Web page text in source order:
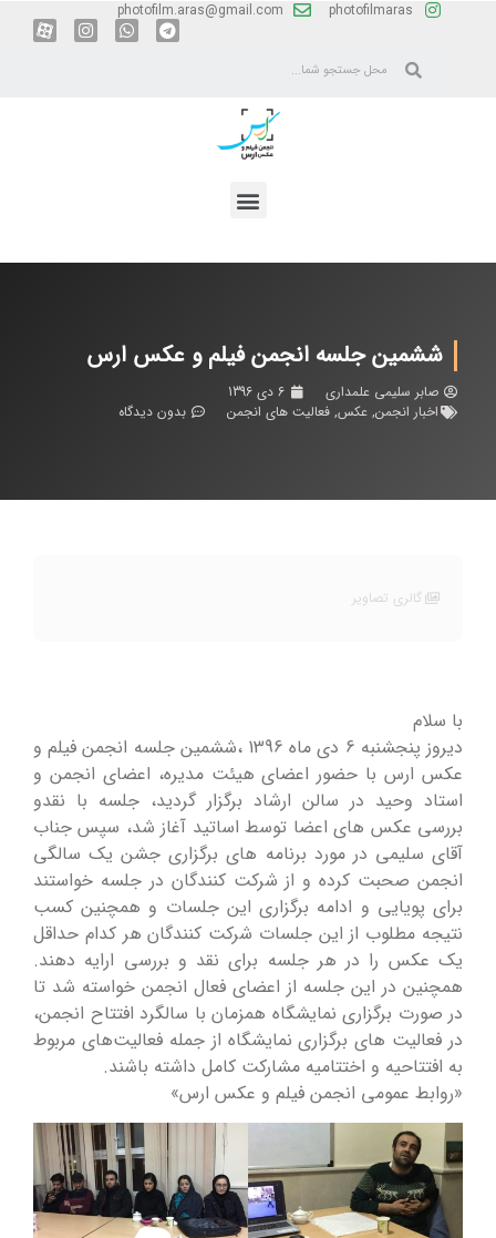
photofilmaras
photofilm.aras@gmail.com
ششمین جلسه انجمن فیلم و عکس ارس
صابر سلیمی علمداری
6 دی 1396
اخبار انجمن, عکس, فعالیت های انجمن بدون دیدگاه
گالری تصاویر
با سلام
دیروز پنجشنبه 6 دی ماه 1396 ،ششمین جلسه انجمن فیلم و
عکس ارس با حضور اعضای هیئت مدیره، اعضای انجمن و
استاد وحید در سالن ارشاد برگزار گردید، جلسه با نقدو
بررسی عکس های اعضا توسط اساتید آغاز شد، سپس جناب
آقای سلیمی در مورد برنامه های برگزاری جشن یک سالگی
انجمن صحبت کرده و از شرکت کنندگان در جلسه خواستند
برای پویایی و ادامه برگزاری این جلسات و همچنین کسب
نتیجه مطلوب از این جلسات شرکت کنندگان هر کدام حداقل
یک عکس را در هر جلسه برای نقد و بررسی ارایه دهند.
همچنین در این جلسه از اعضای فعال انجمن خواسته شد تا
در صورت برگزاری نمایشگاه همزمان با سالگرد افتتاح انجمن،
در فعالیت های برگزاری نمایشگاه از جمله فعالیت‌های مربوط
به افتتاحیه و اختتامیه مشارکت کامل داشته باشند.
«روابط عمومی انجمن فیلم و عکس ارس»